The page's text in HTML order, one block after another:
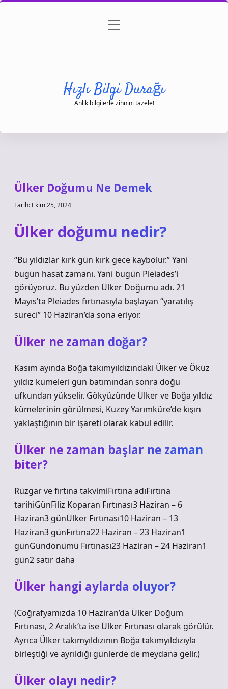
Gizlilik Politikası
menüyü
Hızlı Bilgi Durağı
Anlık bilgilerle zihnini tazele!
Ülker Doğumu Ne Demek
Tarih: Ekim 25, 2024
Ülker doğumu nedir?
“Bu yıldızlar kırk gün kırk gece kaybolur.” Yani
bugün hasat zamanı. Yani bugün Pleiades’i
görüyoruz. Bu yüzden Ülker Doğumu adı. 21
Mayıs’ta Pleiades fırtınasıyla başlayan “yaratılış
süreci” 10 Haziran’da sona eriyor.
Ülker ne zaman doğar?
Kasım ayında Boğa takımyıldızındaki Ülker ve Öküz
yıldız kümeleri gün batımından sonra doğu
ufkundan yükselir. Gökyüzünde Ülker ve Boğa yıldız
kümelerinin görülmesi, Kuzey Yarımküre’de kışın
yaklaştığının bir işareti olarak kabul edilir.
Ülker ne zaman başlar ne zaman
biter?
Rüzgar ve fırtına takvimiFırtına adıFırtına
tarihiGünFiliz Koparan Fırtınası3 Haziran – 6
Haziran3 günÜlker Fırtınası10 Haziran – 13
Haziran3 günFırtına22 Haziran – 23 Haziran1
günGündönümü Fırtınası23 Haziran – 24 Haziran1
gün2 satır daha
Ülker hangi aylarda oluyor?
(Coğrafyamızda 10 Haziran’da Ülker Doğum
Fırtınası, 2 Aralık’ta ise Ülker Fırtınası olarak görülür.
Ayrıca Ülker takımyıldızının Boğa takımyıldızıyla
birleştiği ve ayrıldığı günlerde de meydana gelir.)
Ülker olayı nedir?